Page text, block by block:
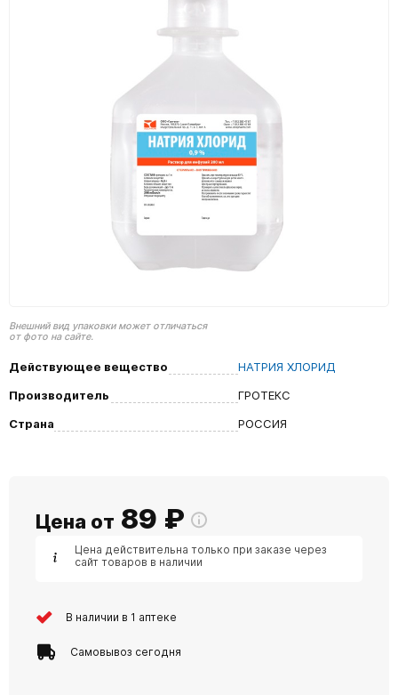
Внешний вид упаковки может отличаться
от фото на сайте.
Действующее вещество
НАТРИЯ ХЛОРИД
Производитель
ГРОТЕКС
Страна
РОССИЯ
Цена от 89 ₽
Цена действительна только при заказе через
сайт товаров в наличии
В наличии в 1 аптеке
Самовывоз сегодня